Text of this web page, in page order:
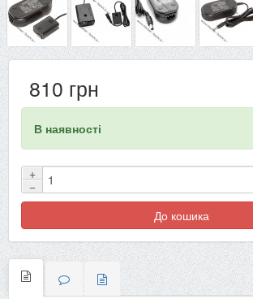
810 грн
В наявності
+
−
До кошика